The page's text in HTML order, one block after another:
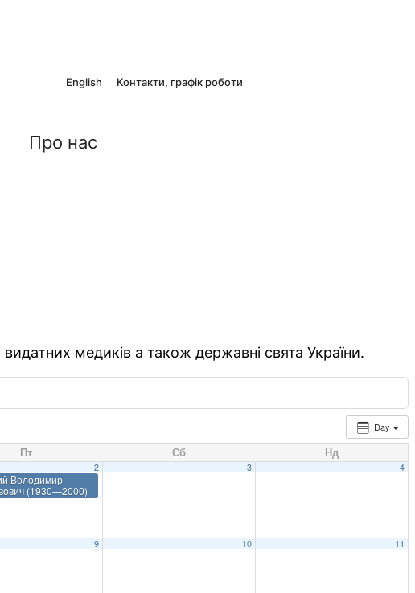
English Контакти, графік роботи
Про нас
медиків а також державні свята України.
Day
Пт Сб Нд
2
Володимир
(1930—2000)
3 4
9 10 11